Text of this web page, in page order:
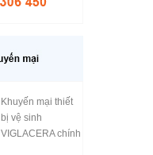
Khuyến mại thiết
bị vệ sinh
VIGLACERA chính